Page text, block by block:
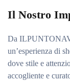
Il Nostro
Da
un’esperienza di
dove stile e
accogliente e